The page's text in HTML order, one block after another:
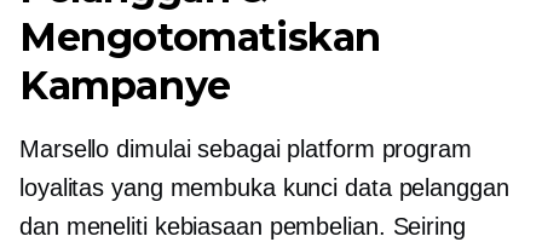
Mengotomatiskan
Kampanye
Marsello dimulai sebagai platform program
loyalitas yang membuka kunci data pelanggan
dan meneliti kebiasaan pembelian. Seiring